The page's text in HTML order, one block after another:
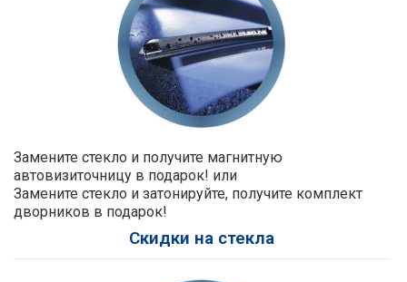
Замените стекло и получите магнитную
автовизиточницу в подарок! или
Замените стекло и затонируйте, получите комплект
дворников в подарок!
Скидки на стекла